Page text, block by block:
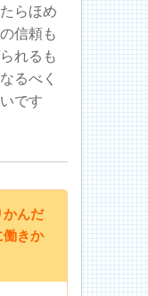
らほめ
信頼も
れるも
るべく
です
かんだ
働きか